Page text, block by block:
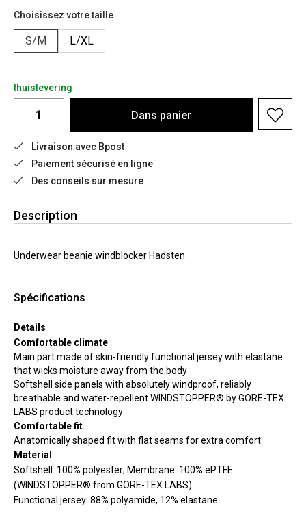
Choisissez votre taille
S/M L/XL
thuislevering
Dans panier
Livraison avec Bpost
Paiement sécurisé en ligne
Des conseils sur mesure
Description
Underwear beanie windblocker Hadsten
Spécifications
Details
Comfortable climate
Main part made of skin-friendly functional jersey with elastane
that wicks moisture away from the body
Softshell side panels with absolutely windproof, reliably
breathable and water-repellent WINDSTOPPER® by GORE-TEX
LABS product technology
Comfortable fit
Anatomically shaped fit with flat seams for extra comfort
Material
Softshell: 100% polyester; Membrane: 100% ePTFE
(WINDSTOPPER® from GORE-TEX LABS)
Functional jersey: 88% polyamide, 12% elastane